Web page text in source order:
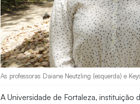
As professoras Daiane Neutzling (esquerda) e
A Universidade de Fortaleza, instituição